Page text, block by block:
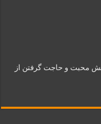
محبت و حاجت گرفتن از